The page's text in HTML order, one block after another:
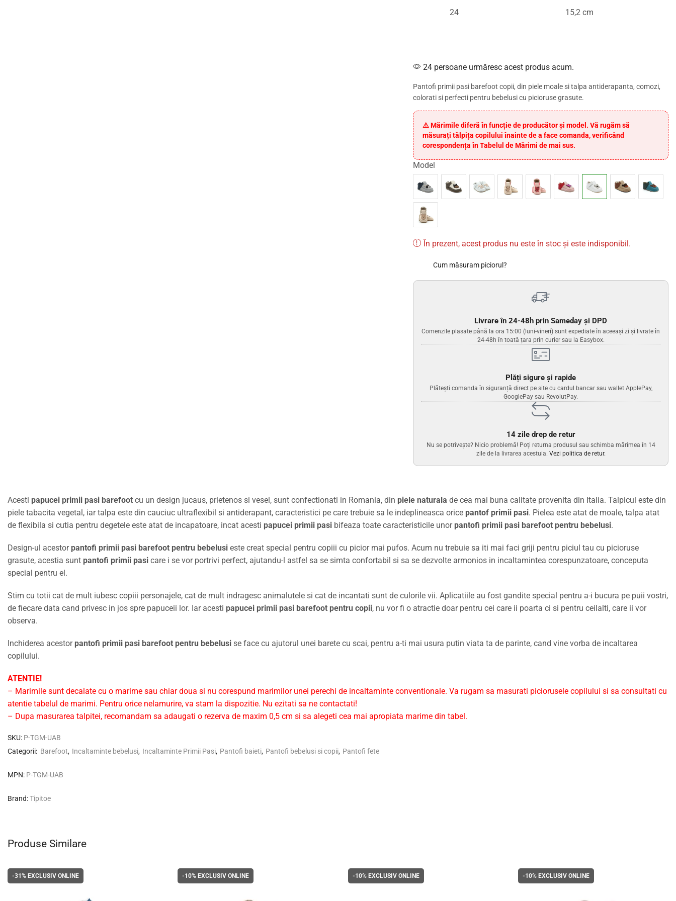
24 15,2 cm
24 persoane urmăresc acest produs acum.
Pantofi primii pasi barefoot copii, din piele moale si talpa antiderapanta, comozi,
colorati si perfecti pentru bebelusi cu picioruse grasute.
⚠️ Mărimile diferă în funcție de producător și model. Vă rugăm să
măsurați tălpița copilului înainte de a face comanda, verificând
corespondența în Tabelul de Mărimi de mai sus.
Model
În prezent, acest produs nu este în stoc și este indisponibil.
Cum măsuram piciorul?
Livrare în 24-48h prin Sameday și DPD
Comenzile plasate până la ora 15:00 (luni-vineri) sunt expediate în aceeași zi și livrate în
24-48h în toată țara prin curier sau la Easybox.
Plăți sigure și rapide
Plătești comanda în siguranță direct pe site cu cardul bancar sau wallet ApplePay,
GooglePay sau RevolutPay.
14 zile drep de retur
Nu se potrivește? Nicio problemă! Poți returna produsul sau schimba mărimea în 14
zile de la livrarea acestuia. Vezi politica de retur.
Acesti papucei primii pasi barefoot cu un design jucaus, prietenos si vesel, sunt confectionati in Romania, din piele naturala de cea mai buna calitate provenita din Italia. Talpicul este din
piele tabacita vegetal, iar talpa este din cauciuc ultraflexibil si antiderapant, caracteristici pe care trebuie sa le indeplineasca orice pantof primii pasi. Pielea este atat de moale, talpa atat
de flexibila si cutia pentru degetele este atat de incapatoare, incat acesti papucei primii pasi bifeaza toate caracteristicile unor pantofi primii pasi barefoot pentru bebelusi.
Design-ul acestor pantofi primii pasi barefoot pentru bebelusi este creat special pentru copiii cu picior mai pufos. Acum nu trebuie sa iti mai faci griji pentru piciul tau cu picioruse
grasute, acestia sunt pantofi primii pasi care i se vor portrivi perfect, ajutandu-l astfel sa se simta confortabil si sa se dezvolte armonios in incaltamintea corespunzatoare, conceputa
special pentru el.
Stim cu totii cat de mult iubesc copiii personajele, cat de mult indragesc animalutele si cat de incantati sunt de culorile vii. Aplicatiile au fost gandite special pentru a-i bucura pe puii vostri,
de fiecare data cand privesc in jos spre papuceii lor. Iar acesti papucei primii pasi barefoot pentru copii, nu vor fi o atractie doar pentru cei care ii poarta ci si pentru ceilalti, care ii vor
observa.
Inchiderea acestor pantofi primii pasi barefoot pentru bebelusi se face cu ajutorul unei barete cu scai, pentru a-ti mai usura putin viata ta de parinte, cand vine vorba de incaltarea
copilului.
ATENTIE!
– Marimile sunt decalate cu o marime sau chiar doua si nu corespund marimilor unei perechi de incaltaminte conventionale. Va rugam sa masurati piciorusele copilului si sa consultati cu
atentie tabelul de marimi. Pentru orice nelamurire, va stam la dispozitie. Nu ezitati sa ne contactati!
– Dupa masurarea talpitei, recomandam sa adaugati o rezerva de maxim 0,5 cm si sa alegeti cea mai apropiata marime din tabel.
SKU: P-TGM-UAB
Categorii: Barefoot, Incaltaminte bebelusi, Incaltaminte Primii Pasi, Pantofi baieti, Pantofi bebelusi si copii, Pantofi fete
MPN: P-TGM-UAB
Brand:Tipitoe
Produse Similare
-31% EXCLUSIV ONLINE -10% EXCLUSIV ONLINE -10%EXCLUSIV ONLINE -10%EXCLUSIV ONLINE